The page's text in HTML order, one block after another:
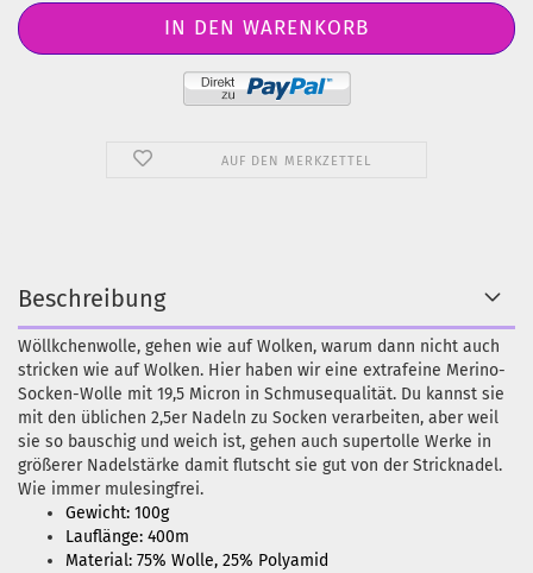
AUF DEN MERKZETTEL
Beschreibung
Wöllkchenwolle, gehen wie auf Wolken, warum dann nicht auch
stricken wie auf Wolken. Hier haben wir eine extrafeine Merino-
Socken-Wolle mit 19,5 Micron in Schmusequalität. Du kannst sie
mit den üblichen 2,5er Nadeln zu Socken verarbeiten, aber weil
sie so bauschig und weich ist, gehen auch supertolle Werke in
größerer Nadelstärke damit flutscht sie gut von der Stricknadel.
Wie immer mulesingfrei.
Gewicht: 100g
Lauflänge: 400m
Material: 75% Wolle, 25% Polyamid